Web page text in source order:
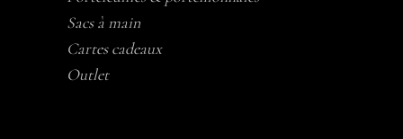
Sacs à main
Cartes cadeaux
Outlet